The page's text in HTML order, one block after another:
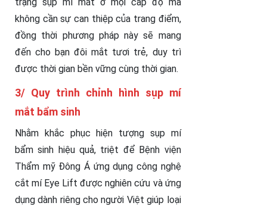
không cần sự can thiệp của trang điểm,
đồng thời phương pháp này sẽ mang
đến cho bạn đôi mắt tươi trẻ, duy trì
được thời gian bền vững cùng thời gian.
3/ Quy trình chỉnh hình sụp mí
mắt bẩm sinh
Nhằm khắc phục hiện tượng sụp mí
bẩm sinh hiệu quả, triệt để Bệnh viện
Thẩm mỹ Đông Á ứng dụng công nghệ
cắt mí Eye Lift được nghiên cứu và ứng
dụng dành riêng cho người Việt giúp loại